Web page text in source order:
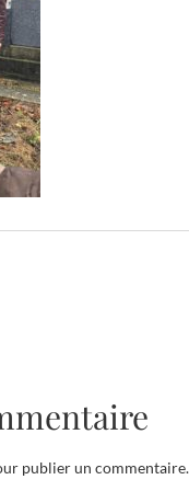
publier un commentaire.